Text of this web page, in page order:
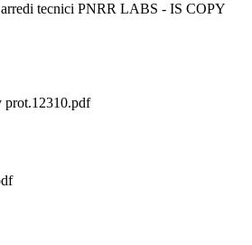
arredi tecnici PNRR LABS - IS COPY
prot.12310.pdf